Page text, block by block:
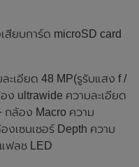
สียบการ์ด microSD card
เอียด 48 MP(รูรับแสง f /
ง ultrawide ความละเอียด
กล้อง Macro ความ
งเซนเซอร์ Depth ความ
ฟลช LED